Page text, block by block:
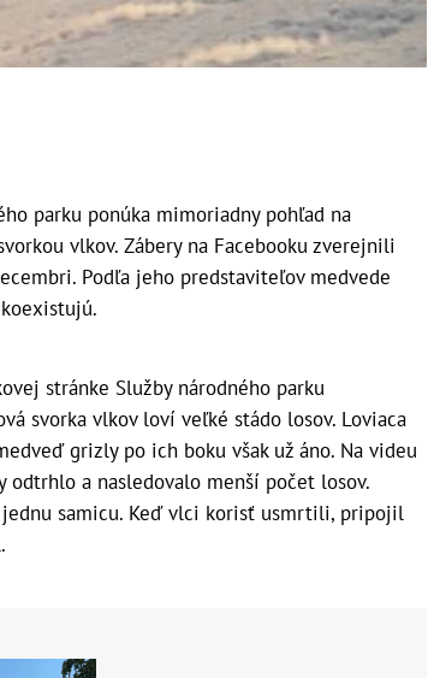
parku ponúka mimoriadny pohľad na
vlkov. Zábery na Facebooku zverejnili
Podľa jeho predstaviteľov medvede
stránke Služby národného parku
svorka vlkov loví veľké stádo losov. Loviaca
grizly po ich boku však už áno. Na videu
odtrhlo a nasledovalo menší počet losov.
samicu. Keď vlci korisť usmrtili, pripojil